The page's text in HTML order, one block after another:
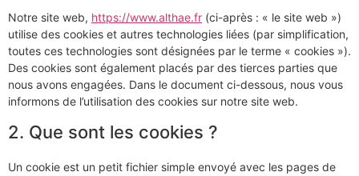
Notre site web, https://www.althae.fr (ci-après : « le site web »)
utilise des cookies et autres technologies liées (par simplification,
toutes ces technologies sont désignées par le terme « cookies »).
Des cookies sont également placés par des tierces parties que
nous avons engagées. Dans le document ci-dessous, nous vous
informons de l’utilisation des cookies sur notre site web.
2. Que sont les cookies ?
Un cookie est un petit fichier simple envoyé avec les pages de